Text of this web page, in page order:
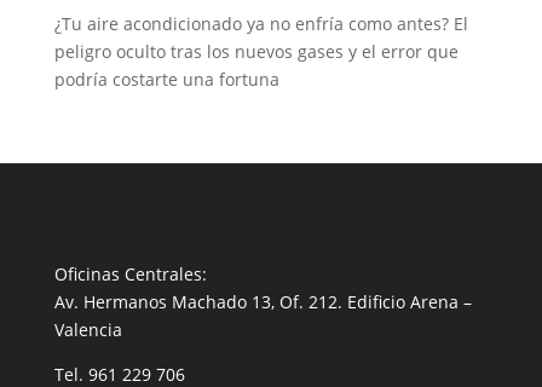
¿Tu aire acondicionado ya no enfría como antes? El
peligro oculto tras los nuevos gases y el error que
podría costarte una fortuna
Oficinas Centrales:
Av. Hermanos Machado 13, Of. 212. Edificio Arena –
Valencia
Tel. 961 229 706